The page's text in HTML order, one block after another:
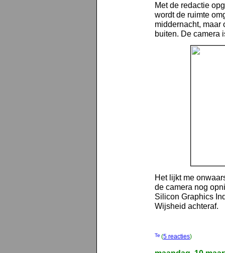
Met de redactie
wordt de ruimte
middernacht, maar
buiten. De camera
Het lijkt me
de camera nog
Silicon Graphics
Wijsheid achteraf.
(5 reacties)